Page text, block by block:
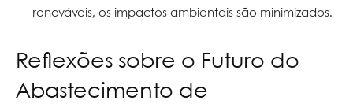
renováveis, os impactos ambientais são minimizados.
Reflexões sobre o Futuro do
Abastecimento de